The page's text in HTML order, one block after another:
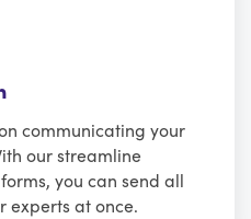
communicating your
our streamline
you can send all
experts at once.